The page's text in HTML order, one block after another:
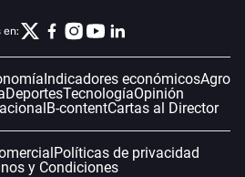
en:
Indicadores económicosAgro
DeportesTecnologíaOpinión
B-contentCartas al Director
Políticas de privacidad
y Condiciones